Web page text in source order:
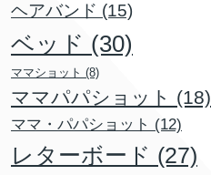
ヘアバンド (15)
ベッド (30)
ママショット (8)
ママパパショット (18)
ママ・パパショット (12)
レターボード (27)